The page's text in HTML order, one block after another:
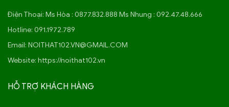
Điện Thoại: Ms Hòa : 0877.832.888 Ms Nhung : 092.47.48.666
Hotline: 091.1972.789
Email: NOITHAT102.VN@GMAIL.COM
Website: https://noithat102.vn
HỖ TRỢ KHÁCH HÀNG